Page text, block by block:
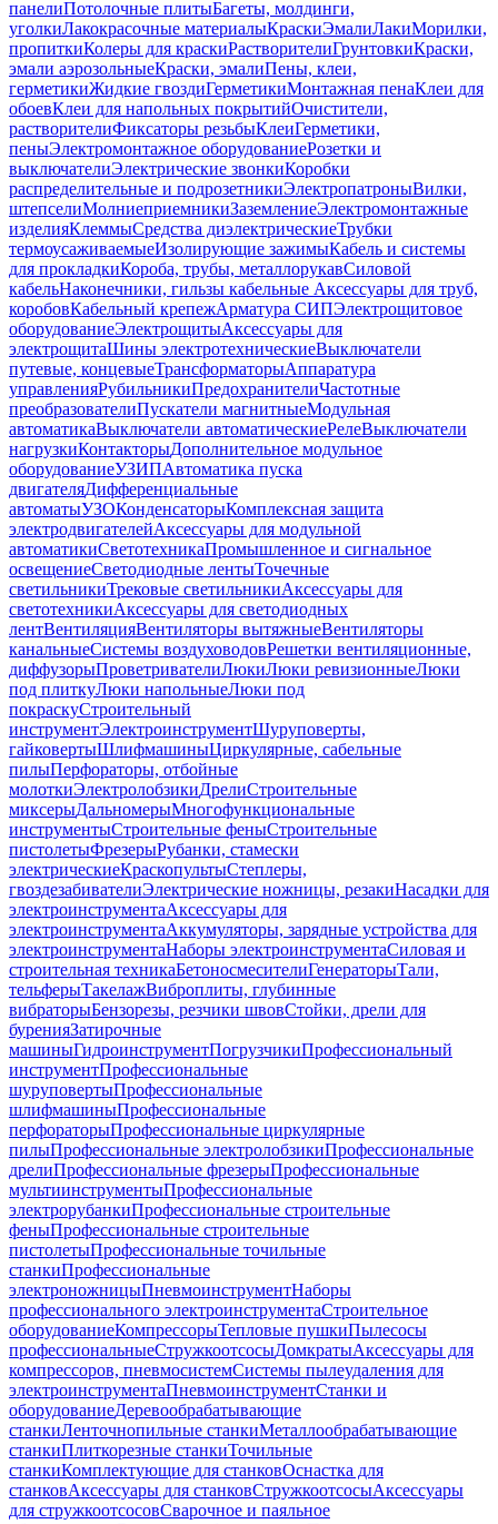
панелиПотолочные плитыБагеты, молдинги,
уголкиЛакокрасочные материалыКраскиЭмалиЛакиМорилки,
пропиткиКолеры для краскиРастворителиГрунтовкиКраски,
эмали аэрозольныеКраски, эмалиПены, клеи,
герметикиЖидкие гвоздиГерметикиМонтажная пенаКлеи для
обоевКлеи для напольных покрытийОчистители,
растворителиФиксаторы резьбыКлеиГерметики,
пеныЭлектромонтажное оборудованиеРозетки и
выключателиЭлектрические звонкиКоробки
распределительные и подрозетникиЭлектропатроныВилки,
штепселиМолниеприемникиЗаземлениеЭлектромонтажные
изделияКлеммыСредства диэлектрическиеТрубки
термоусаживаемыеИзолирующие зажимыКабель и системы
для прокладкиКороба, трубы, металлорукавСиловой
кабельНаконечники, гильзы кабельные Аксессуары для труб,
коробовКабельный крепежАрматура СИПЭлектрощитовое
оборудованиеЭлектрощитыАксессуары для
электрощитаШины электротехническиеВыключатели
путевые, концевыеТрансформаторыАппаратура
управленияРубильникиПредохранителиЧастотные
преобразователиПускатели магнитныеМодульная
автоматикаВыключатели автоматическиеРелеВыключатели
нагрузкиКонтакторыДополнительное модульное
оборудованиеУЗИПАвтоматика пуска
двигателяДифференциальные
автоматыУЗОКонденсаторыКомплексная защита
электродвигателейАксессуары для модульной
автоматикиСветотехникаПромышленное и сигнальное
освещениеСветодиодные лентыТочечные
светильникиТрековые светильникиАксессуары для
светотехникиАксессуары для светодиодных
лентВентиляцияВентиляторы вытяжныеВентиляторы
канальныеСистемы воздуховодовРешетки вентиляционные,
диффузорыПроветривателиЛюкиЛюки ревизионныеЛюки
под плиткуЛюки напольныеЛюки под
покраскуСтроительный
инструментЭлектроинструментШуруповерты,
гайковертыШлифмашиныЦиркулярные, сабельные
пилыПерфораторы, отбойные
молоткиЭлектролобзикиДрелиСтроительные
миксерыДальномерыМногофункциональные
инструментыСтроительные феныСтроительные
пистолетыФрезерыРубанки, стамески
электрическиеКраскопультыСтеплеры,
гвоздезабивателиЭлектрические ножницы, резакиНасадки для
электроинструментаАксессуары для
электроинструментаАккумуляторы, зарядные устройства для
электроинструментаНаборы электроинструментаСиловая и
строительная техникаБетоносмесителиГенераторыТали,
тельферыТакелажВиброплиты, глубинные
вибраторыБензорезы, резчики швовСтойки, дрели для
буренияЗатирочные
машиныГидроинструментПогрузчикиПрофессиональный
инструментПрофессиональные
шуруповертыПрофессиональные
шлифмашиныПрофессиональные
перфораторыПрофессиональные циркулярные
пилыПрофессиональные электролобзикиПрофессиональные
дрелиПрофессиональные фрезерыПрофессиональные
мультиинструментыПрофессиональные
электрорубанкиПрофессиональные строительные
феныПрофессиональные строительные
пистолетыПрофессиональные точильные
станкиПрофессиональные
электроножницыПневмоинструментНаборы
профессионального электроинструментаСтроительное
оборудованиеКомпрессорыТепловые пушкиПылесосы
профессиональныеСтружкоотсосыДомкратыАксессуары для
компрессоров, пневмосистемСистемы пылеудаления для
электроинструментаПневмоинструментСтанки и
оборудованиеДеревообрабатывающие
станкиЛенточнопильные станкиМеталлообрабатывающие
станкиПлиткорезные станкиТочильные
станкиКомплектующие для станковОснастка для
станковАксессуары для станковСтружкоотсосыАксессуары
для стружкоотсосовСварочное и паяльное